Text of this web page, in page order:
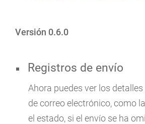
Versión 0.6.0
Registros de envío
Ahora puedes ver los
de correo electrónico, como
el estado, si el envío se ha